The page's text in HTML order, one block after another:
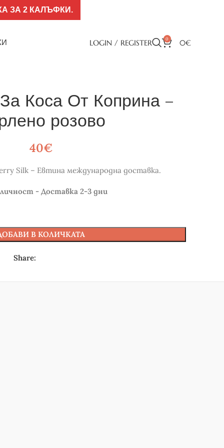
LOGIN / REGISTER 0 0€
Коса От Коприна –
розово
40€
Silk – Евтина международна доставка.
- Доставка 2-3 дни
В КОЛИЧКАТА
Share:
ЗА 2 КАЛЪФКИ.